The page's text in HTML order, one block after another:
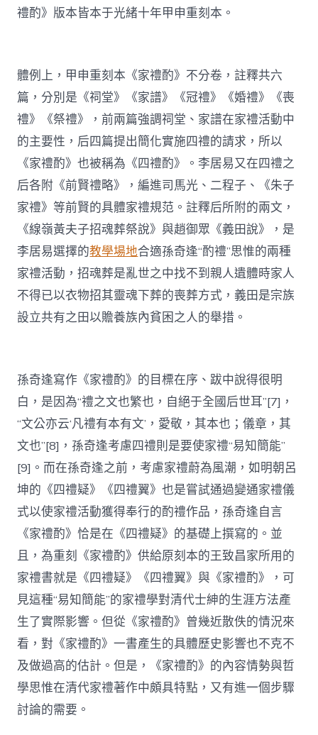
禮酌》版本皆本于光緒十年甲申重刻本。
體例上，甲申重刻本《家禮酌》不分卷，註釋共六
篇，分別是《祠堂》《家譜》《冠禮》《婚禮》《喪
禮》《祭禮》，前兩篇強調祠堂、家譜在家禮活動中
的主要性，后四篇提出簡化實施四禮的請求，所以
《家禮酌》也被稱為《四禮酌》。李居易又在四禮之
后各附《前賢禮略》，編進司馬光、二程子、《朱子
家禮》等前賢的具體家禮規范。註釋后所附的兩文，
《線嶺黃夫子招魂葬祭說》與趙御眾《義田說》，是
李居易選擇的教學場地合適孫奇逢“酌禮”思惟的兩種
家禮活動，招魂葬是亂世之中找不到親人遺體時家人
不得已以衣物招其靈魂下葬的喪葬方式，義田是宗族
設立共有之田以贍養族內貧困之人的舉措。
孫奇逢寫作《家禮酌》的目標在序、跋中說得很明
白，是因為“禮之文也繁也，自絕于全國后世耳”[7]，
“文公亦云‘凡禮有本有文’，愛敬，其本也；儀章，其
文也”[8]，孫奇逢考慮四禮則是要使家禮“易知簡能”
[9]。而在孫奇逢之前，考慮家禮蔚為風潮，如明朝呂
坤的《四禮疑》《四禮翼》也是嘗試通過變通家禮儀
式以使家禮活動獲得奉行的酌禮作品，孫奇逢自言
《家禮酌》恰是在《四禮疑》的基礎上撰寫的。並
且，為重刻《家禮酌》供給原刻本的王致昌家所用的
家禮書就是《四禮疑》《四禮翼》與《家禮酌》，可
見這種“易知簡能”的家禮學對清代士紳的生涯方法產
生了實際影響。但從《家禮酌》曾幾近散佚的情況來
看，對《家禮酌》一書產生的具體歷史影響也不克不
及做過高的估計。但是，《家禮酌》的內容情勢與哲
學思惟在清代家禮著作中頗具特點，又有進一個步驟
討論的需要。